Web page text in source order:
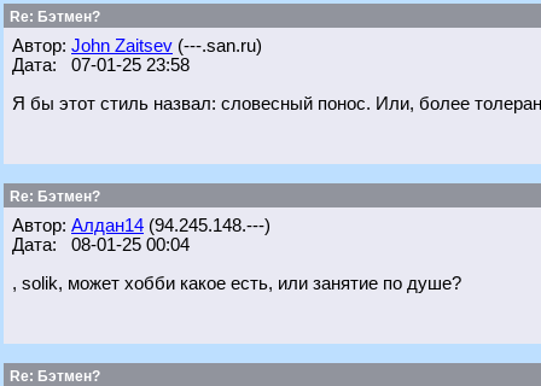
Re: Бэтмен?
Автор: John Zaitsev (---.san.ru)
Дата: 07-01-25 23:58
Я бы этот стиль назвал: словесный понос. Или, более
Re: Бэтмен?
Автор: Алдан14 (94.245.148.---)
Дата: 08-01-25 00:04
, solik, может хобби какое есть, или занятие по душе?
Re: Бэтмен?